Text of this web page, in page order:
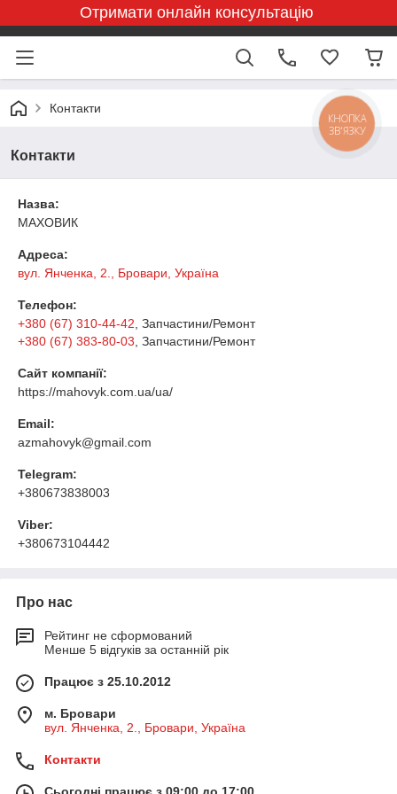
Отримати онлайн консультацію
Контакти
Контакти
Назва:
МАХОВИК
Адреса:
вул. Янченка, 2., Бровари, Україна
Телефон:
+380 (67) 310-44-42 , Запчастини/Ремонт
+380 (67) 383-80-03 , Запчастини/Ремонт
Сайт компанії:
https://mahovyk.com.ua/ua/
Email:
azmahovyk@gmail.com
Telegram:
+380673838003
Viber:
+380673104442
Про нас
Рейтинг не сформований
Менше 5 відгуків за останній рік
Працює з 25.10.2012
м. Бровари
вул. Янченка, 2., Бровари, Україна
Контакти
КНОПКА
ЗВ'ЯЗКУ